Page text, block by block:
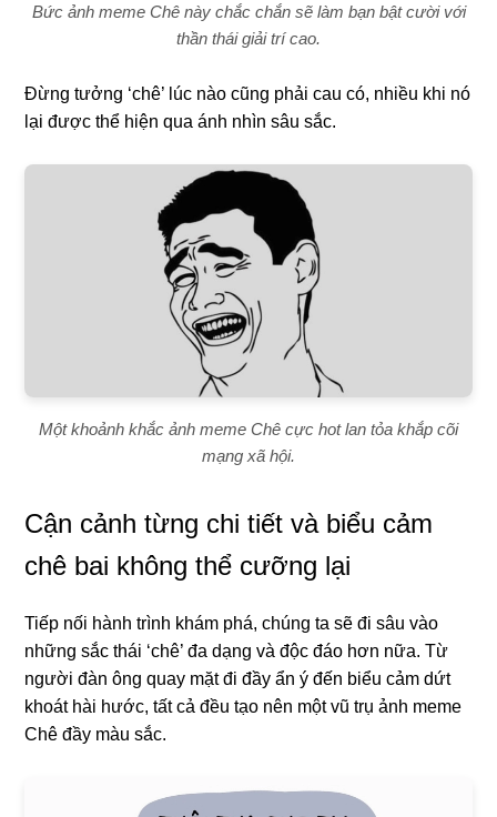
Bức ảnh meme Chê này chắc chắn sẽ làm bạn bật cười với
thần thái giải trí cao.
Đừng tưởng ‘chê’ lúc nào cũng phải cau có, nhiều khi nó
lại được thể hiện qua ánh nhìn sâu sắc.
Một khoảnh khắc ảnh meme Chê cực hot lan tỏa khắp cõi
mạng xã hội.
Cận cảnh từng chi tiết và biểu cảm
chê bai không thể cưỡng lại
Tiếp nối hành trình khám phá, chúng ta sẽ đi sâu vào
những sắc thái ‘chê’ đa dạng và độc đáo hơn nữa. Từ
người đàn ông quay mặt đi đầy ẩn ý đến biểu cảm dứt
khoát hài hước, tất cả đều tạo nên một vũ trụ ảnh meme
Chê đầy màu sắc.